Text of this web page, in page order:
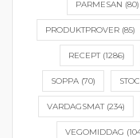
PARMESAN (80)
PRODUKTPROVER(85)
RECEPT(1286)
SOPPA(70)
VARDAGSMAT(234)
VEGOMIDDAG